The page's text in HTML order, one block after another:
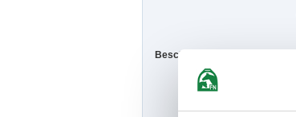
Beschaffenheit der Plätze: